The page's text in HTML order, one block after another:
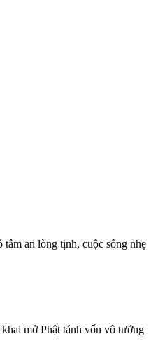
an lòng tịnh, cuộc sống nhẹ
mở Phật tánh vốn vô tướng